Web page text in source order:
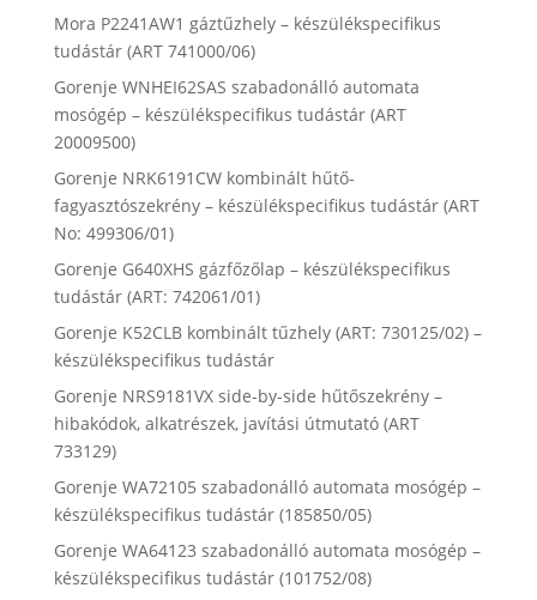
Mora P2241AW1 gáztűzhely – készülékspecifikus
tudástár (ART 741000/06)
Gorenje WNHEI62SAS szabadonálló automata
mosógép – készülékspecifikus tudástár (ART
20009500)
Gorenje NRK6191CW kombinált hűtő-
fagyasztószekrény – készülékspecifikus tudástár (ART
No: 499306/01)
Gorenje G640XHS gázfőzőlap – készülékspecifikus
tudástár (ART: 742061/01)
Gorenje K52CLB kombinált tűzhely (ART: 730125/02) –
készülékspecifikus tudástár
Gorenje NRS9181VX side-by-side hűtőszekrény –
hibakódok, alkatrészek, javítási útmutató (ART
733129)
Gorenje WA72105 szabadonálló automata mosógép –
készülékspecifikus tudástár (185850/05)
Gorenje WA64123 szabadonálló automata mosógép –
készülékspecifikus tudástár (101752/08)